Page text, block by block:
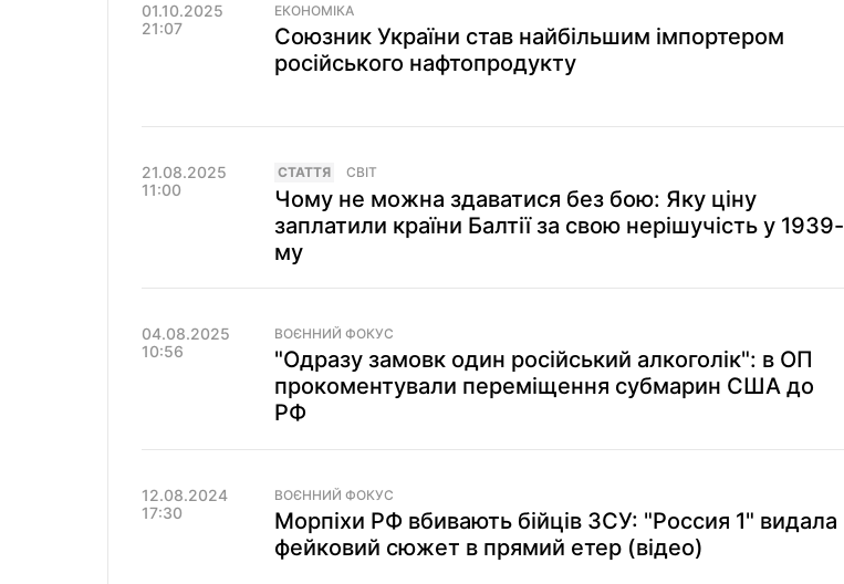
01.10.2025
21:07
ЕКОНОМІКА
Союзник України став найбільшим імпортером
російського нафтопродукту
21.08.2025
11:00
СТАТТЯ СВІТ
Чому не можна здаватися без бою: Яку ціну
заплатили країни Балтії за свою нерішучість у 1939-
му
04.08.2025
10:56
ВОЄННИЙ ФОКУС
"Одразу замовк один російський алкоголік": в ОП
прокоментували переміщення субмарин США до
РФ
12.08.2024
17:30
ВОЄННИЙ ФОКУС
Морпіхи РФ вбивають бійців ЗСУ: "Россия 1" видала
фейковий сюжет в прямий етер (відео)